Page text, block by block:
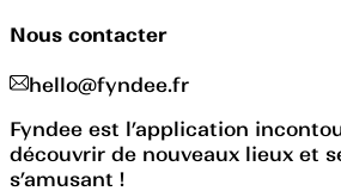
Nous contacter
hello@fyndee.fr
Fyndee est l’application
découvrir de nouveaux lieux et
s’amusant !